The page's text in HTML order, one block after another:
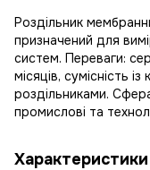
Роздільник
призначений для
систем. Переваги:
місяців, сумісність
роздільниками.
промислові та
Характеристики